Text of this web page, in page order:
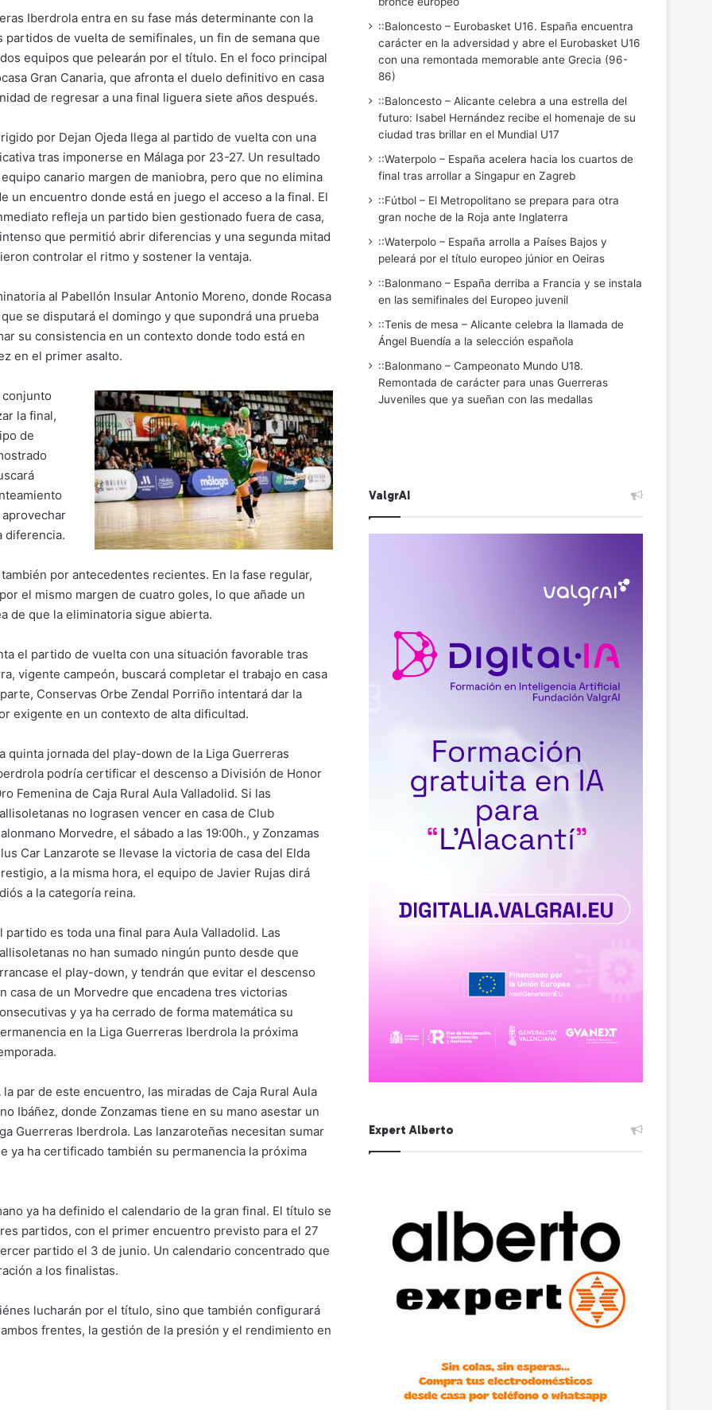
Iberdrola entra en su fase más determinante con la
partidos de vuelta de semifinales, un fin de semana que
equipos que pelearán por el título. En el foco principal
Gran Canaria, que afronta el duelo definitivo en casa
de regresar a una final liguera siete años después.
por Dejan Ojeda llega al partido de vuelta con una
tras imponerse en Málaga por 23-27. Un resultado
canario margen de maniobra, pero que no elimina
un encuentro donde está en juego el acceso a la final. El
refleja un partido bien gestionado fuera de casa,
que permitió abrir diferencias y una segunda mitad
controlar el ritmo y sostener la ventaja.
al Pabellón Insular Antonio Moreno, donde Rocasa
se disputará el domingo y que supondrá una prueba
su consistencia en un contexto donde todo está en
en el primer asalto.
conjunto
la final,
de
diferencia.
por antecedentes recientes. En la fase regular,
el mismo margen de cuatro goles, lo que añade un
de que la eliminatoria sigue abierta.
el partido de vuelta con una situación favorable tras
vigente campeón, buscará completar el trabajo en casa
Conservas Orbe Zendal Porriño intentará dar la
exigente en un contexto de alta dificultad.
quinta jornada del play-down de la Liga Guerreras
podría certificar el descenso a División de Honor
Femenina de Caja Rural Aula Valladolid. Si las
no lograsen vencer en casa de Club
Morvedre, el sábado a las 19:00h., y Zonzamas
Car Lanzarote se llevase la victoria de casa del Elda
a la misma hora, el equipo de Javier Rujas dirá
a la categoría reina.
partido es toda una final para Aula Valladolid. Las
no han sumado ningún punto desde que
el play-down, y tendrán que evitar el descenso
casa de un Morvedre que encadena tres victorias
y ya ha cerrado de forma matemática su
en la Liga Guerreras Iberdrola la próxima
la par de este encuentro, las miradas de Caja Rural Aula
Ibáñez, donde Zonzamas tiene en su mano asestar un
Guerreras Iberdrola. Las lanzaroteñas necesitan sumar
ya ha certificado también su permanencia la próxima
ya ha definido el calendario de la gran final. El título se
partidos, con el primer encuentro previsto para el 27
partido el 3 de junio. Un calendario concentrado que
a los finalistas.
lucharán por el título, sino que también configurará
frentes, la gestión de la presión y el rendimiento en
::Baloncesto – Eurobasket U16. España encuentra
carácter en la adversidad y abre el Eurobasket U16
con una remontada memorable ante Grecia (96-
86)
::Baloncesto – Alicante celebra a una estrella del
futuro: Isabel Hernández recibe el homenaje de su
ciudad tras brillar en el Mundial U17
::Waterpolo – España acelera hacia los cuartos de
final tras arrollar a Singapur en Zagreb
::Fútbol – El Metropolitano se prepara para otra
gran noche de la Roja ante Inglaterra
::Waterpolo – España arrolla a Países Bajos y
peleará por el título europeo júnior en Oeiras
::Balonmano – España derriba a Francia y se instala
en las semifinales del Europeo juvenil
::Tenis de mesa – Alicante celebra la llamada de
Ángel Buendía a la selección española
::Balonmano – Campeonato Mundo U18.
Remontada de carácter para unas Guerreras
Juveniles que ya sueñan con las medallas
ValgrAI
Expert Alberto